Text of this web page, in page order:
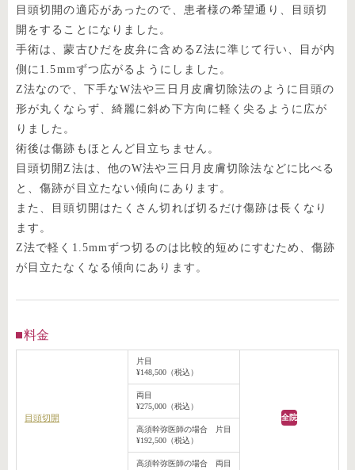
目頭切開の適応があったので、患者様の希望通り、目頭切
開をすることになりました。
手術は、蒙古ひだを皮弁に含めるZ法に準じて行い、目が内
側に1.5mmずつ広がるようにしました。
Z法なので、下手なW法や三日月皮膚切除法のように目頭の
形が丸くならず、綺麗に斜め下方向に軽く尖るように広が
りました。
術後は傷跡もほとんど目立ちません。
目頭切開Z法は、他のW法や三日月皮膚切除法などに比べる
と、傷跡が目立たない傾向にあります。
また、目頭切開はたくさん切れば切るだけ傷跡は長くなり
ます。
Z法で軽く1.5mmずつ切るのは比較的短めにすむため、傷跡
が目立たなくなる傾向にあります。
料金
目頭切開
片目
¥148,500（税込）
全院
両目
¥275,000（税込）
高須幹弥医師の場合 片目
¥192,500（税込）
高須幹弥医師の場合 両目